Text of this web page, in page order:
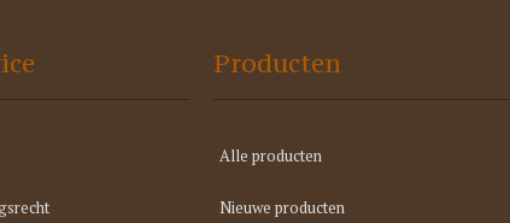
Producten
Alle producten
Nieuwe producten